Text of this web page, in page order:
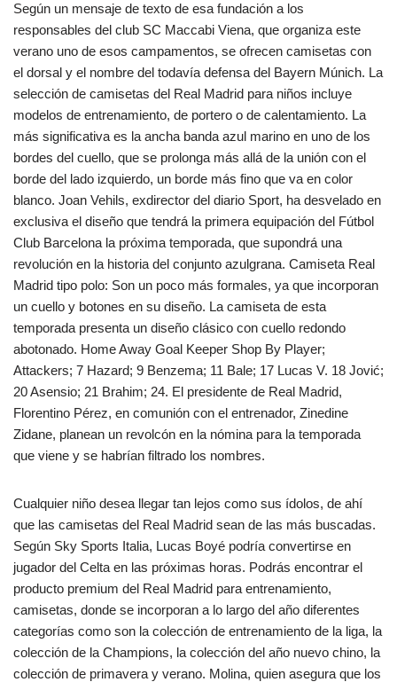
Según un mensaje de texto de esa fundación a los
responsables del club SC Maccabi Viena, que organiza este
verano uno de esos campamentos, se ofrecen camisetas con
el dorsal y el nombre del todavía defensa del Bayern Múnich. La
selección de camisetas del Real Madrid para niños incluye
modelos de entrenamiento, de portero o de calentamiento. La
más significativa es la ancha banda azul marino en uno de los
bordes del cuello, que se prolonga más allá de la unión con el
borde del lado izquierdo, un borde más fino que va en color
blanco. Joan Vehils, exdirector del diario Sport, ha desvelado en
exclusiva el diseño que tendrá la primera equipación del Fútbol
Club Barcelona la próxima temporada, que supondrá una
revolución en la historia del conjunto azulgrana. Camiseta Real
Madrid tipo polo: Son un poco más formales, ya que incorporan
un cuello y botones en su diseño. La camiseta de esta
temporada presenta un diseño clásico con cuello redondo
abotonado. Home Away Goal Keeper Shop By Player;
Attackers; 7 Hazard; 9 Benzema; 11 Bale; 17 Lucas V. 18 Jović;
20 Asensio; 21 Brahim; 24. El presidente de Real Madrid,
Florentino Pérez, en comunión con el entrenador, Zinedine
Zidane, planean un revolcón en la nómina para la temporada
que viene y se habrían filtrado los nombres.
Cualquier niño desea llegar tan lejos como sus ídolos, de ahí
que las camisetas del Real Madrid sean de las más buscadas.
Según Sky Sports Italia, Lucas Boyé podría convertirse en
jugador del Celta en las próximas horas. Podrás encontrar el
producto premium del Real Madrid para entrenamiento,
camisetas, donde se incorporan a lo largo del año diferentes
categorías como son la colección de entrenamiento de la liga, la
colección de la Champions, la colección del año nuevo chino, la
colección de primavera y verano. Molina, quien asegura que los